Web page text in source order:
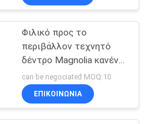
Φιλικό προς το
περιβάλλον τεχνητό
δέντρο Magnolia κανένα
χρώμα που εξασθενίζει
τις αειθαλείς
εγκαταστάσεις
can be negociated MOQ:10
ΕΠΙΚΟΙΝΩΝΊΑ